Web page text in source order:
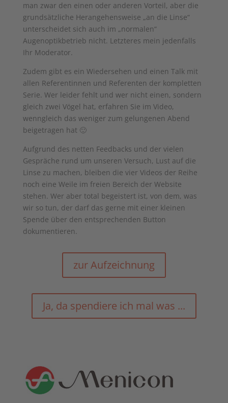
man zwar den einen oder anderen Vorteil, aber die
grundsätzliche Herangehensweise „an die Linse“
unterscheidet sich auch im „normalen“
Augenoptikbetrieb nicht. Letzteres mein jedenfalls
Ihr Moderator.
Zudem gibt es ein Wiedersehen und einen Talk mit
allen Referentinnen und Referenten der kompletten
Serie. Wer leider fehlt und wer nicht einen, sondern
gleich zwei Vögel hat, erfahren Sie im Video,
wenngleich das weniger zum gelungenen Abend
beigetragen hat 🙂
Aufgrund des netten Feedbacks und der vielen
Gespräche rund um unseren Versuch, Lust auf die
Linse zu machen, bleiben die vier Videos der Reihe
noch eine Weile im freien Bereich der Website
stehen. Wer aber total begeistert ist, von dem, was
wir so tun, der darf das gerne mit einer kleinen
Spende über den entsprechenden Button
dokumentieren.
zur Aufzeichnung
Ja, da spendiere ich mal was ...